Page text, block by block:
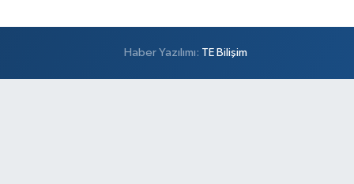
Haber Yazılımı: TE Bilişim